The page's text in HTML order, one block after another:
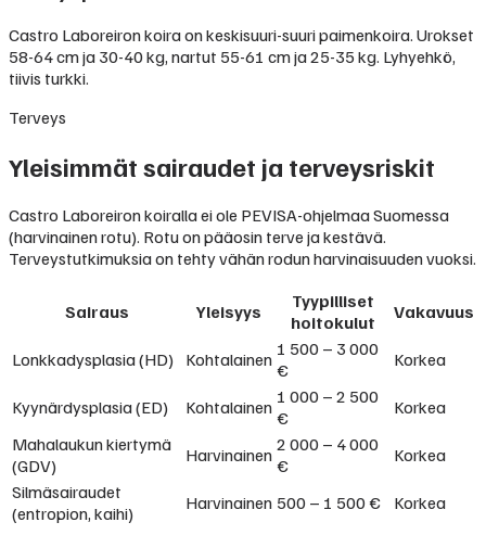
Castro Laboreiron koira on keskisuuri-suuri paimenkoira. Urokset
58-64 cm ja 30-40 kg, nartut 55-61 cm ja 25-35 kg. Lyhyehkö,
tiivis turkki.
Terveys
Yleisimmät sairaudet ja terveysriskit
Castro Laboreiron koiralla ei ole PEVISA-ohjelmaa Suomessa
(harvinainen rotu). Rotu on pääosin terve ja kestävä.
Terveystutkimuksia on tehty vähän rodun harvinaisuuden vuoksi.
Sairaus Yleisyys
Tyypilliset
hoitokulut
Vakavuus
Lonkkadysplasia (HD) Kohtalainen 1 500 – 3 000
€
Korkea
Kyynärdysplasia (ED) Kohtalainen 1 000 – 2 500
€
Korkea
Mahalaukun kiertymä
(GDV)
Harvinainen 2 000 – 4 000
€
Korkea
Silmäsairaudet
(entropion, kaihi)
Harvinainen 500 – 1 500 € Korkea